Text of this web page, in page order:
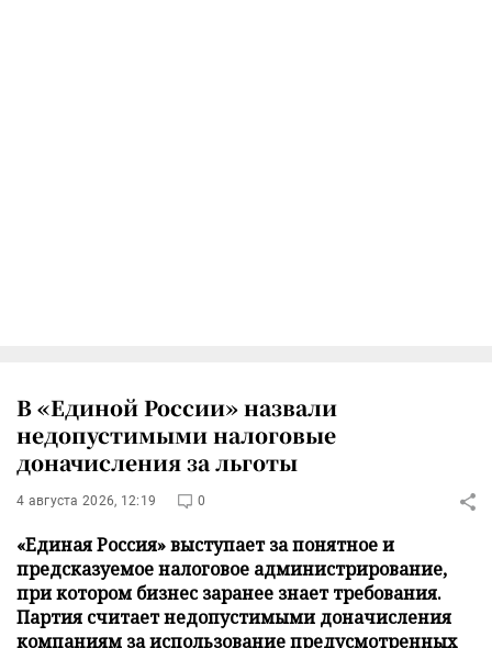
В «Единой России» назвали
недопустимыми налоговые
доначисления за льготы
4 августа 2026, 12:19 0
«Единая Россия» выступает за понятное и
предсказуемое налоговое администрирование,
при котором бизнес заранее знает требования.
Партия считает недопустимыми доначисления
компаниям за использование предусмотренных